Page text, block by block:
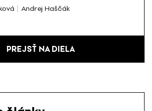
Andrej Haščák
PREJSŤ NA DIELA